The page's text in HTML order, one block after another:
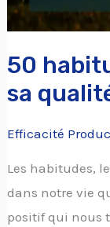
50
sa
Efficacité
Les habitudes,
dans notre vie
positif qui nous